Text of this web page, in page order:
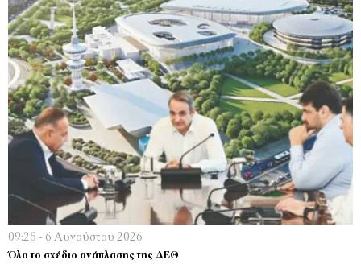
09:25 - 6 Αυγούστου 2026
Όλο το σχέδιο ανάπλασης της ΔΕΘ